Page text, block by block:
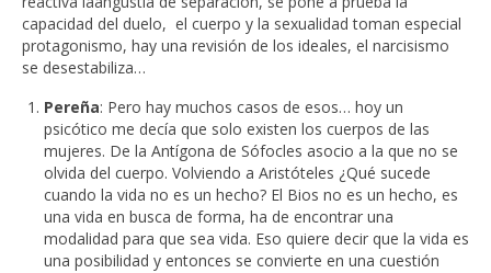
capacidad del duelo, el cuerpo y la sexualidad toman especial
protagonismo, hay una revisión de los ideales, el narcisismo
se desestabiliza…
Pereña: Pero hay muchos casos de esos… hoy un
psicótico me decía que solo existen los cuerpos de las
mujeres. De la Antígona de Sófocles asocio a la que no se
olvida del cuerpo. Volviendo a Aristóteles ¿Qué sucede
cuando la vida no es un hecho? El Bios no es un hecho, es
una vida en busca de forma, ha de encontrar una
modalidad para que sea vida. Eso quiere decir que la vida es
una posibilidad y entonces se convierte en una cuestión